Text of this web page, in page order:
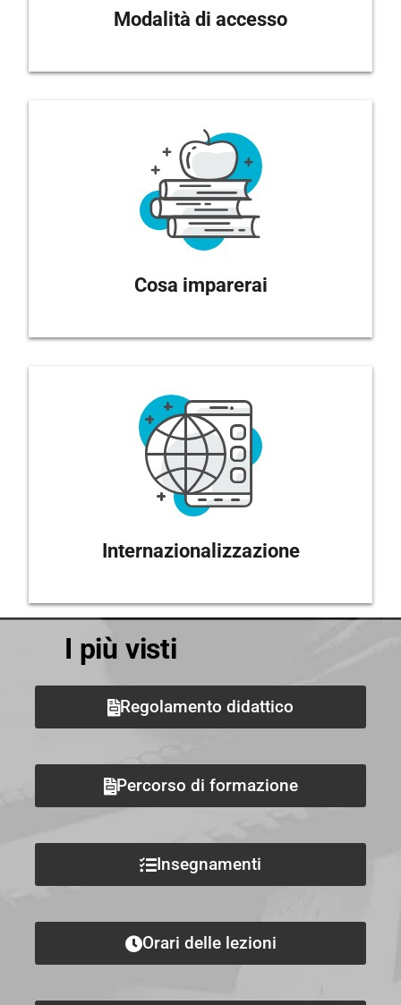
Modalità di accesso
Cosa imparerai
Internazionalizzazione
I più visti
Regolamento didattico
Percorso di formazione
Insegnamenti
Orari delle lezioni